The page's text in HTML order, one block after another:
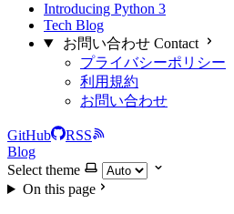
Introducing Python 3
Tech Blog
お問い合わせ Contact
プライバシーポリシー
利用規約
お問い合わせ
GitHub
RSS
Blog
Select theme
On this page